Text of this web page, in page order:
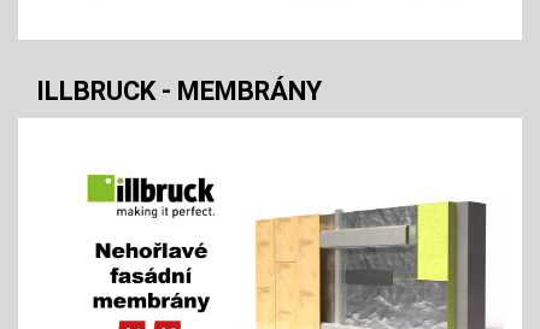
ILLBRUCK - MEMBRÁNY